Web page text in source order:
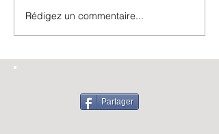
Rédigez un commentaire...
Partager